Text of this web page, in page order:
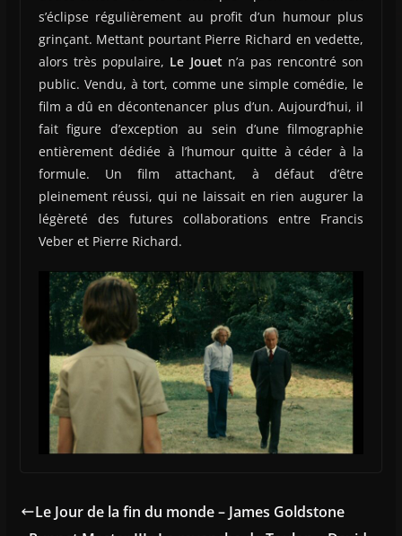
s’éclipse régulièrement au profit d’un humour plus
grinçant. Mettant pourtant Pierre Richard en vedette,
alors très populaire, Le Jouet n’a pas rencontré son
public. Vendu, à tort, comme une simple comédie, le
film a dû en décontenancer plus d’un. Aujourd’hui, il
fait figure d’exception au sein d’une filmographie
entièrement dédiée à l’humour quitte à céder à la
formule. Un film attachant, à défaut d’être
pleinement réussi, qui ne laissait en rien augurer la
légèreté des futures collaborations entre Francis
Veber et Pierre Richard.
Le Jour de la fin du monde – James Goldstone